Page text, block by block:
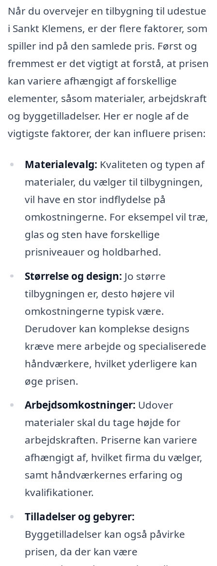
Når du overvejer en tilbygning til udestue
i Sankt Klemens, er der flere faktorer, som
spiller ind på den samlede pris. Først og
fremmest er det vigtigt at forstå, at prisen
kan variere afhængigt af forskellige
elementer, såsom materialer, arbejdskraft
og byggetilladelser. Her er nogle af de
vigtigste faktorer, der kan influere prisen:
Materialevalg: Kvaliteten og typen af
materialer, du vælger til tilbygningen,
vil have en stor indflydelse på
omkostningerne. For eksempel vil træ,
glas og sten have forskellige
prisniveauer og holdbarhed.
Størrelse og design: Jo større
tilbygningen er, desto højere vil
omkostningerne typisk være.
Derudover kan komplekse designs
kræve mere arbejde og specialiserede
håndværkere, hvilket yderligere kan
øge prisen.
Arbejdsomkostninger: Udover
materialer skal du tage højde for
arbejdskraften. Priserne kan variere
afhængigt af, hvilket firma du vælger,
samt håndværkernes erfaring og
kvalifikationer.
Tilladelser og gebyrer:
Byggetilladelser kan også påvirke
prisen, da der kan være